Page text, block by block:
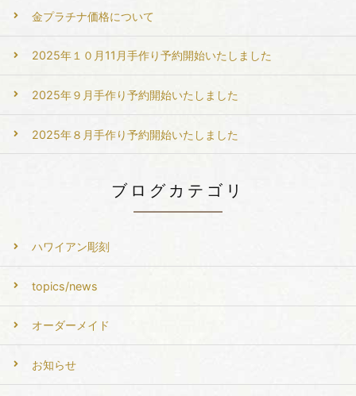
金プラチナ価格について
2025年１０月11月手作り予約開始いたしました
2025年９月手作り予約開始いたしました
2025年８月手作り予約開始いたしました
ブログカテゴリ
ハワイアン彫刻
topics/news
オーダーメイド
お知らせ